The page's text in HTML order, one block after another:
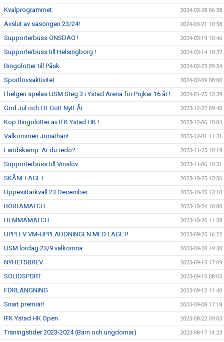
Kvalprogrammet. 2024-03-28 06:58
Avslut av säsongen 23/24! 2024-03-21 10:58
Supporterbuss ONSDAG ! 2024-03-19 10:46
Supporterbuss till Helsingborg ! 2024-03-14 10:37
Bingolotter till Påsk. 2024-02-23 09:54
Sportlovsaktivitet 2024-02-09 08:00
I helgen spelas USM Steg 3 i Ystad Arena för Pojkar 16 år ! 2024-01-25 13:39
God Jul och Ett Gott Nytt År. 2023-12-22 09:40
Köp Bingolotter av IFK Ystad HK ! 2023-12-06 10:04
Välkommen Jonathan! 2023-12-01 11:31
Landskamp: Är du redo? 2023-11-23 10:19
Supporterbuss till Vinslöv. 2023-11-06 10:31
SKÅNELAGET 2023-10-25 13:56
Uppesittarkväll 23 December 2023-10-25 13:10
BORTAMATCH 2023-10-24 10:00
HEMMAMATCH 2023-10-20 11:58
UPPLEV VM-UPPLADDNINGEN MED LAGET! 2023-09-25 16:22
USM lördag 23/9 välkomna 2023-09-20 19:30
NYHETSBREV 2023-09-15 17:09
SOLIDSPORT 2023-09-15 08:05
FÖRLÄNGNING 2023-09-12 11:40
Snart premiär! 2023-09-08 17:18
IFK Ystad HK Open 2023-08-22 09:03
Träningstider 2023-2024 (Barn och ungdomar) 2023-08-17 14:23